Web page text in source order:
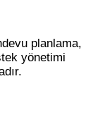
planlama,
yönetimi